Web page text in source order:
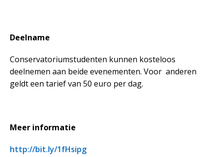
Deelname
Conservatoriumstudenten kunnen kosteloos
deelnemen aan beide evenementen. Voor anderen
geldt een tarief van 50 euro per dag.
Meer informatie
http://bit.ly/1fHsipg